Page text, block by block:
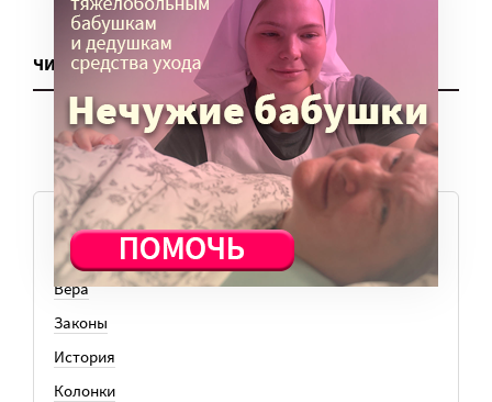
ЧИТАТЬ ЕЩЕ
ТЕМЫ
Вера
Законы
История
Колонки